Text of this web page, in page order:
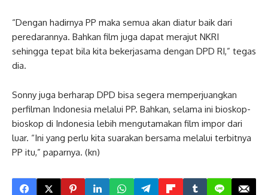
“Dengan hadirnya PP maka semua akan diatur baik dari
peredarannya. Bahkan film juga dapat merajut NKRI
sehingga tepat bila kita bekerjasama dengan DPD RI,” tegas
dia.
Sonny juga berharap DPD bisa segera memperjuangkan
perfilman Indonesia melalui PP. Bahkan, selama ini bioskop-
bioskop di Indonesia lebih mengutamakan film impor dari
luar. “Ini yang perlu kita suarakan bersama melalui terbitnya
PP itu,” paparnya. (kn)